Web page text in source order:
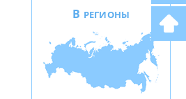
В РЕГИОНЫ